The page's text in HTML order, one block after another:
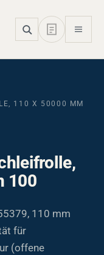
110 X 50000 MM
100
110 mm
für
(offene